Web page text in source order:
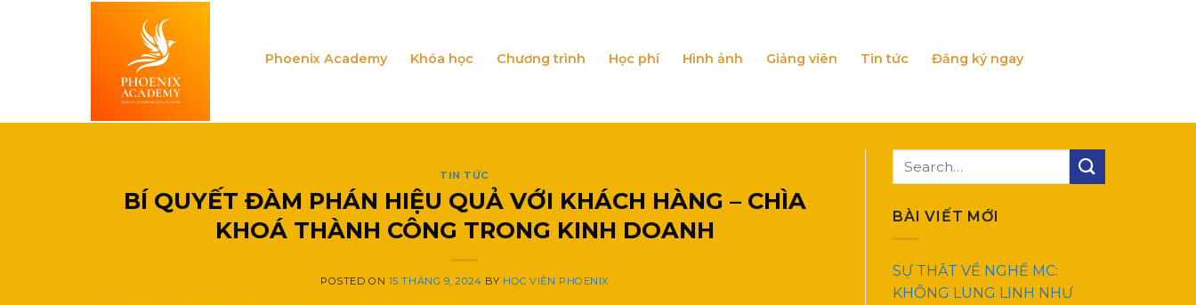
Phoenix Academy Khóa học Chương trình Học phí Hình ảnh Giảng viên Tin tức Đăng ký ngay
TIN TỨC
BÍ QUYẾT ĐÀM PHÁN HIỆU QUẢ VỚI KHÁCH HÀNG – CHÌA
KHOÁ THÀNH CÔNG TRONG KINH DOANH
POSTED ON 15 THÁNG 9, 2024 BY HỌC VIỆN PHOENIX
BÀI VIẾT MỚI
SỰ THẬT VỀ NGHỀ MC:
KHÔNG LUNG LINH NHƯ